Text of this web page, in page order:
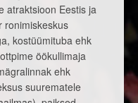
atraktsioon Eestis ja
ronimiskeskus
kostüümituba ehk
öökullimaja
ehk
suurematele